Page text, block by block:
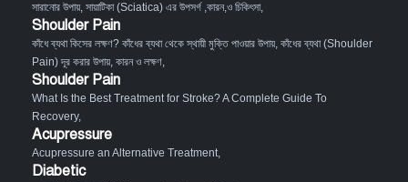
সারানোর উপায়, সায়াটিকা (Sciatica) এর উপসর্গ ,কারন,ও চিকিৎসা,
Shoulder Pain
কাঁধে ব্যথা কিসের লক্ষণ? কাঁধের ব্যথা থেকে স্থায়ী মুক্তি পাওয়ার উপায়, কাঁধের ব্যথা (Shoulder
Pain) দূর করার উপায়, কারন ও লক্ষণ,
Shoulder Pain
What Is the Best Treatment for Stroke? A Complete Guide To
Recovery,
Acupressure
Acupressure an Alternative Treatment,
Diabetic